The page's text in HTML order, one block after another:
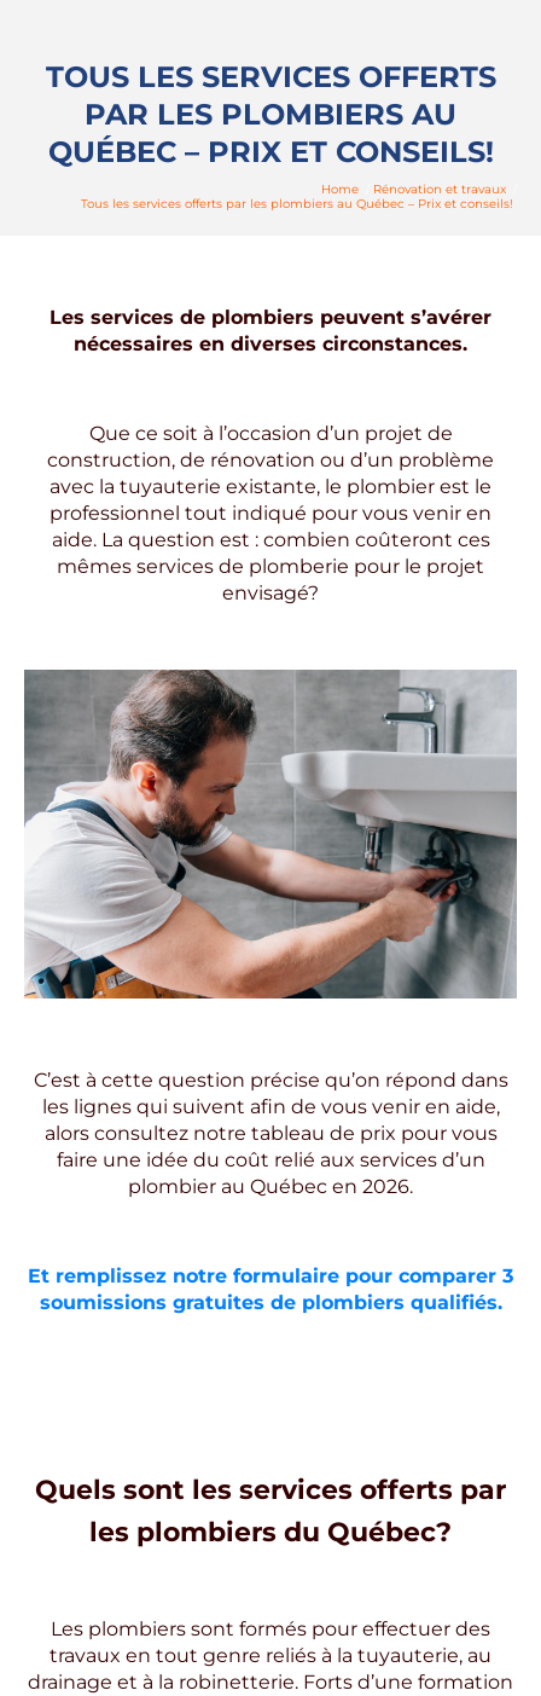
TOUS LES SERVICES OFFERTS
PAR LES PLOMBIERS AU
QUÉBEC – PRIX ET CONSEILS!
Home Rénovation et travaux
Tous les services offerts par les plombiers au Québec – Prix et conseils!
Les services de plombiers peuvent s’avérer
nécessaires en diverses circonstances.
Que ce soit à l’occasion d’un projet de
construction, de rénovation ou d’un problème
avec la tuyauterie existante, le plombier est le
professionnel tout indiqué pour vous venir en
aide. La question est : combien coûteront ces
mêmes services de plomberie pour le projet
envisagé?
C’est à cette question précise qu’on répond dans
les lignes qui suivent afin de vous venir en aide,
alors consultez notre tableau de prix pour vous
faire une idée du coût relié aux services d’un
plombier au Québec en 2026.
Et remplissez notre formulaire pour comparer 3
soumissions gratuites de plombiers qualifiés.
Quels sont les services offerts par
les plombiers du Québec?
Les plombiers sont formés pour effectuer des
travaux en tout genre reliés à la tuyauterie, au
drainage et à la robinetterie. Forts d’une formation